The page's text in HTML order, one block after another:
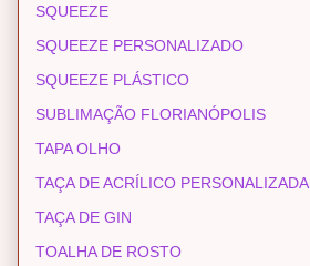
SQUEEZE
SQUEEZE PERSONALIZADO
SQUEEZE PLÁSTICO
SUBLIMAÇÃO FLORIANÓPOLIS
TAPA OLHO
TAÇA DE ACRÍLICO PERSONALIZADA
TAÇA DE GIN
TOALHA DE ROSTO